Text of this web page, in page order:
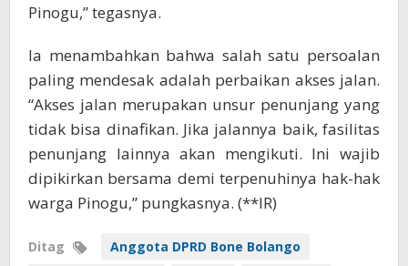
Pinogu,” tegasnya.
Ia menambahkan bahwa salah satu persoalan
paling mendesak adalah perbaikan akses jalan.
“Akses jalan merupakan unsur penunjang yang
tidak bisa dinafikan. Jika jalannya baik, fasilitas
penunjang lainnya akan mengikuti. Ini wajib
dipikirkan bersama demi terpenuhinya hak-hak
warga Pinogu,” pungkasnya. (**IR)
Ditag Anggota DPRD Bone Bolango